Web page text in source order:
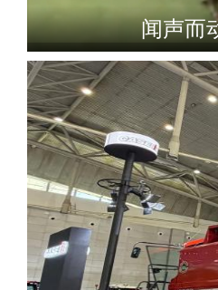
闻声而